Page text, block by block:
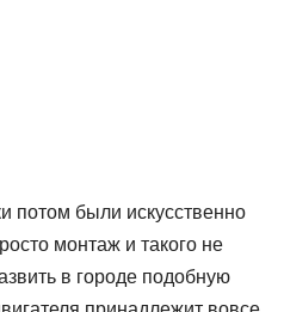
потом были искусственно
монтаж и такого не
в городе подобную